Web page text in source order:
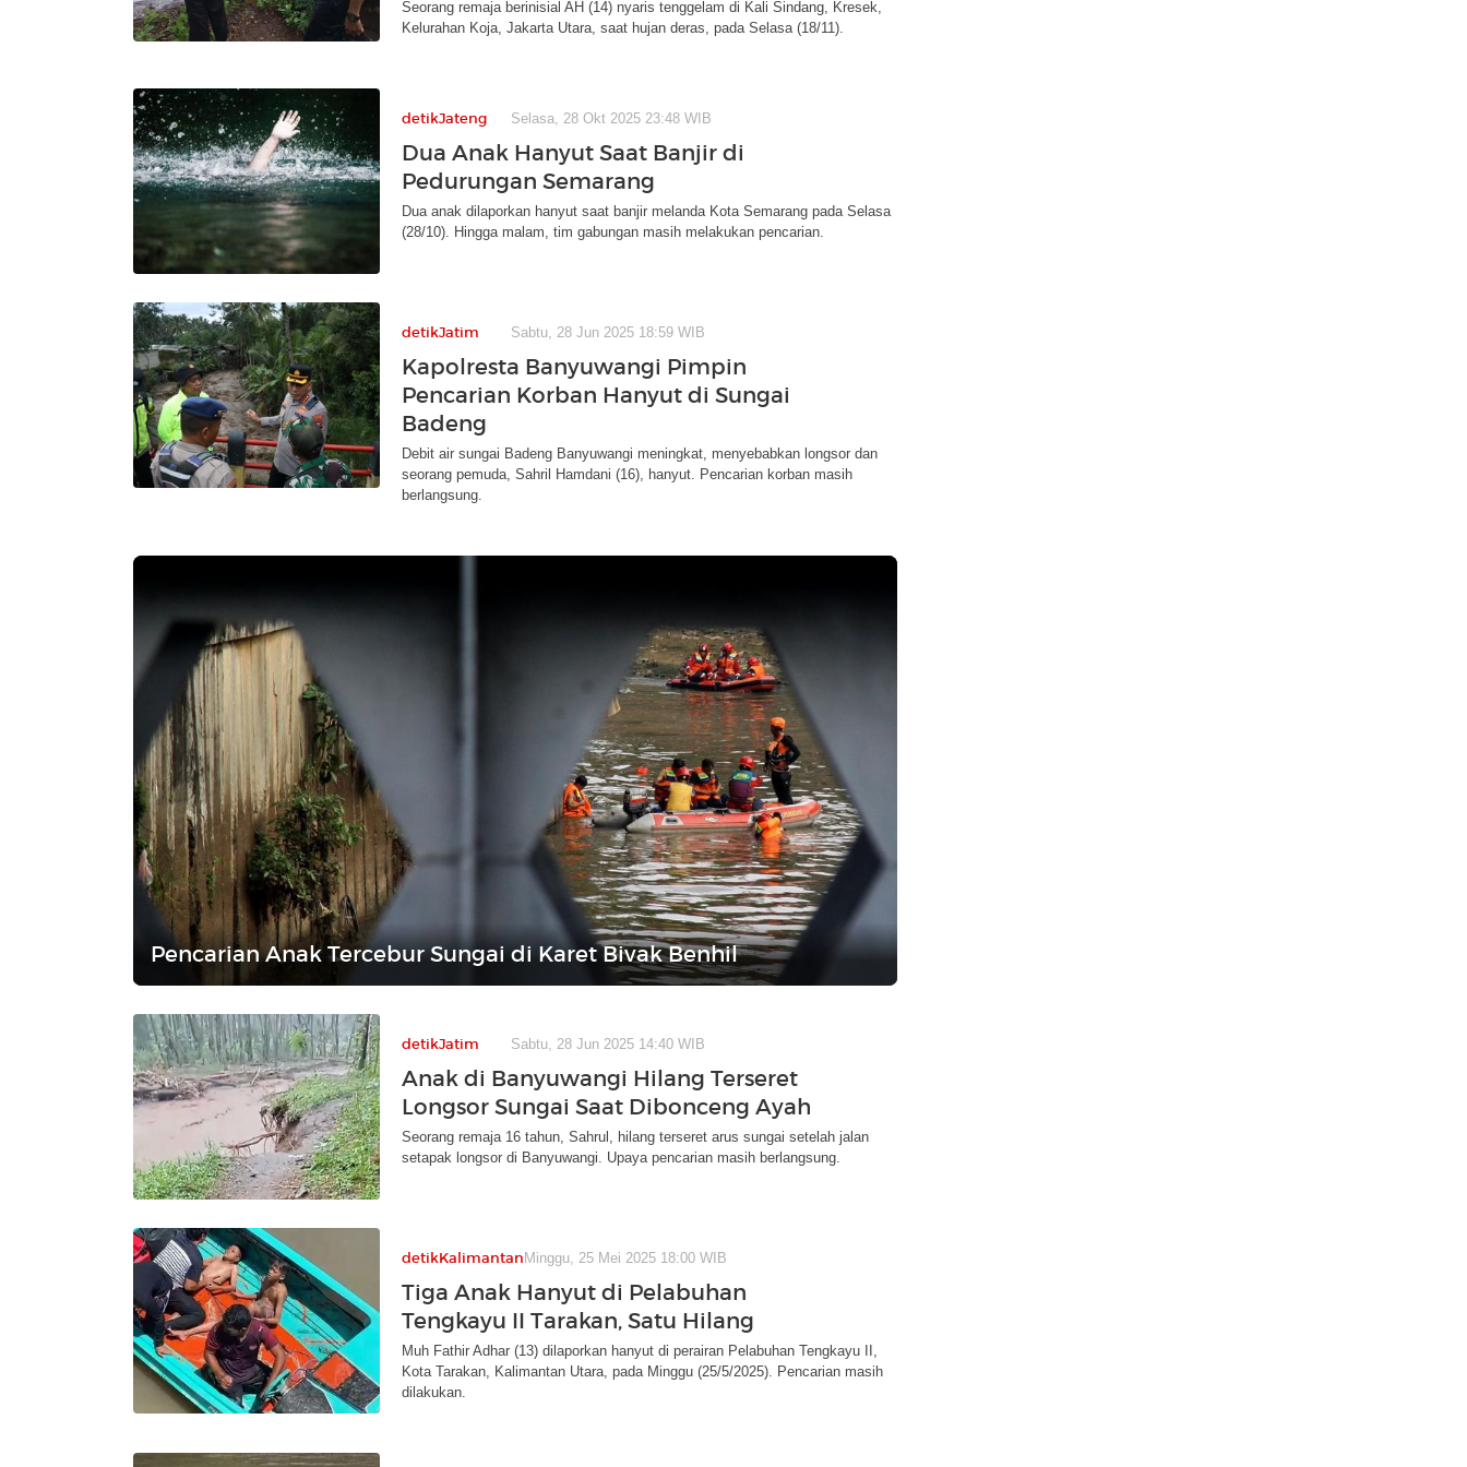
Seorang remaja berinisial AH (14) nyaris tenggelam di Kali Sindang, Kresek,
Kelurahan Koja, Jakarta Utara, saat hujan deras, pada Selasa (18/11).
detikJateng Selasa, 28 Okt 2025 23:48 WIB
Dua Anak Hanyut Saat Banjir di
Pedurungan Semarang
Dua anak dilaporkan hanyut saat banjir melanda Kota Semarang pada Selasa
(28/10). Hingga malam, tim gabungan masih melakukan pencarian.
detikJatim Sabtu, 28 Jun 2025 18:59 WIB
Kapolresta Banyuwangi Pimpin
Pencarian Korban Hanyut di Sungai
Badeng
Debit air sungai Badeng Banyuwangi meningkat, menyebabkan longsor dan
seorang pemuda, Sahril Hamdani (16), hanyut. Pencarian korban masih
berlangsung.
Pencarian Anak Tercebur Sungai di Karet Bivak Benhil
detikJatim Sabtu, 28 Jun 2025 14:40 WIB
Anak di Banyuwangi Hilang Terseret
Longsor Sungai Saat Dibonceng Ayah
Seorang remaja 16 tahun, Sahrul, hilang terseret arus sungai setelah jalan
setapak longsor di Banyuwangi. Upaya pencarian masih berlangsung.
detikKalimantan Minggu, 25 Mei 2025 18:00 WIB
Tiga Anak Hanyut di Pelabuhan
Tengkayu II Tarakan, Satu Hilang
Muh Fathir Adhar (13) dilaporkan hanyut di perairan Pelabuhan Tengkayu II,
Kota Tarakan, Kalimantan Utara, pada Minggu (25/5/2025). Pencarian masih
dilakukan.